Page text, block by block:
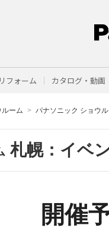
リフォーム カタログ・動画
ーム パナソニック ショウ
札幌：イベ
開催